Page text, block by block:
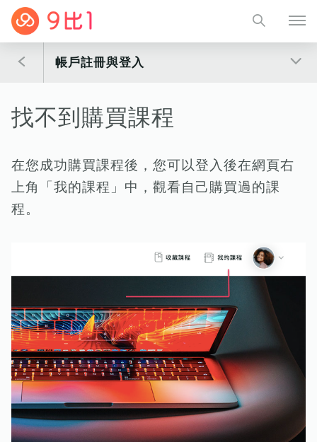
帳戶註冊與登入
找不到購買課程
在您成功購買課程後，您可以登入後在網頁右
上角「我的課程」中，觀看自己購買過的課
程。